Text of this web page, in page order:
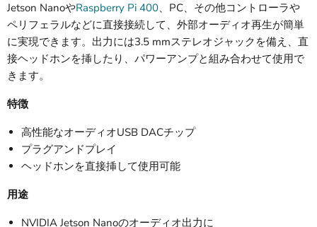
Jetson NanoやRaspberry Pi 400、PC、その他コントローラや
ペリフェラルなどに直接接続して、外部オーディオ再生が簡単
に実現できます。出力には3.5 mmステレオジャックを備え、直
接ヘッドホンを挿したり、パワーアンプと組み合わせて使用で
きます。
特徴
高性能なオーディオUSB DACチップ
プラグアンドプレイ
ヘッドホンを直接挿して使用可能
用途
NVIDIA Jetson Nanoのオーディオ出力に